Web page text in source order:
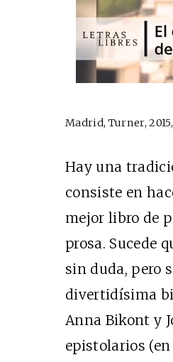
Madrid, Turner, 2015,
Hay una
consiste en
mejor libro de
prosa. Sucede
sin duda, pero
divertidísima
Anna Bikont y
epistolarios